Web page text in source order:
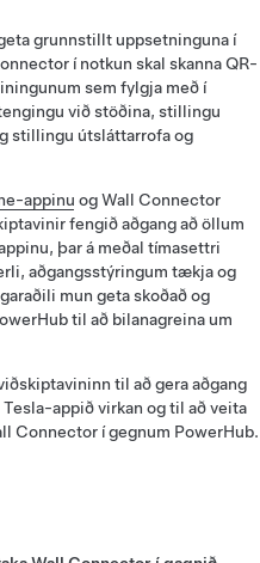
grunnstillt uppsetninguna í
í notkun skal skanna QR-
sem fylgja með í
við stöðina, stillingu
stillingu útsláttarrofa og
appinu og Wall Connector
fengið aðgang að öllum
þar á meðal tímasettri
aðgangsstýringum tækja og
mun geta skoðað og
til að bilanagreina um
til að gera aðgang
appið virkan og til að veita
Connector í gegnum PowerHub.